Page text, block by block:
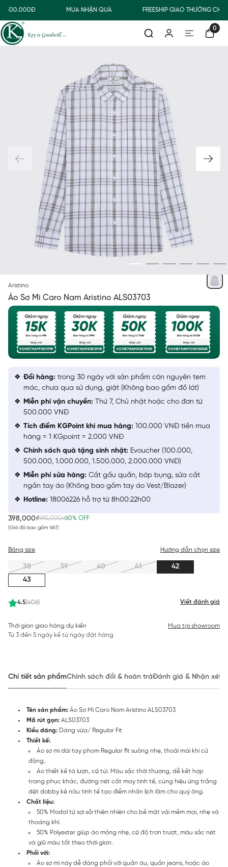
500.000Đ MUA NHẬN QUÀ FREESHIP GIAO THƯỜNG
0
Aristino
Áo Sơ Mi Caro Nam Aristino ALS03703
398,000₫995,000₫60% OFF
(Giá đã bao gồm VAT)
4.5(406) Viết đánh giá
Bảng size Hướng dẫn chọn size
38 39 40 41
42
43
Thời gian giao hàng dự kiến
Từ 3 đến 5 ngày kể từ ngày đặt hàng
Mua tại showroom
Đổi hàng: trong 30 ngày với sản phẩm còn nguyên tem
mác, chưa qua sử dụng, giặt (Không bao gồm đồ lót)
Miễn phí vận chuyển: Thứ 7, Chủ nhật hoặc cho đơn từ
500.000 VNĐ
Tích điểm KGPoint khi mua hàng: 100.000 VNĐ tiền mua
hàng = 1 KGpoint = 2.000 VNĐ
Chính sách quà tặng sinh nhật: Evoucher (100.000,
500.000, 1.000.000, 1.500.000, 2.000.000 VNĐ)
Miễn phí sửa hàng: Cắt gấu quần, bóp bụng, sửa cắt
ngắn tay áo (Không bao gồm tay áo Vest/Blazer)
Hotline: 18006226 hỗ trợ từ 8h00:22h00
Chi tiết sản phẩmChính sách đổi & hoàn trảĐánh giá & Nhận xét
Tên sản phẩm: Áo Sơ Mi Caro Nam Aristino ALS03703
Mã rút gọn: ALS03703
Kiểu dáng: Dáng vừa/ Regular Fit
Thiết kế:
Áo sơ mi dài tay phom Regular fit suông nhẹ, thoải mái khi cử
động.
Áo thiết kế tà lượn, có túi. Màu sắc thời thượng, dễ kết hợp
trang phục khác, đường nét cắt may tinh tế, cùng hiệu ứng trắng
dệt dobby kẻ nâu tinh tế tạo điểm nhấn lịch lãm cho quý ông.
Chất liệu:
50% Modal từ sợi sồi thiên nhiên cho bề mặt vải mềm mại, nhẹ và
thoáng khí.
50% Polyester giúp áo mỏng nhẹ, có độ trơn trượt, màu sắc nét
và giữ màu tốt theo thời gian.
Phối với:
Áo sơ mi này dễ dàng phối với quần âu, quần jeans, hoặc áo